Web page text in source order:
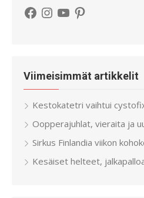
Facebook
Instagram
YouTubePinterest
Viimeisimmät artikkelit
Kestokatetri vaihtui
Oopperajuhlat, vieraita ja
Sirkus Finlandia viikon
Kesäiset helteet,